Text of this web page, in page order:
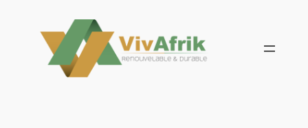
contenu